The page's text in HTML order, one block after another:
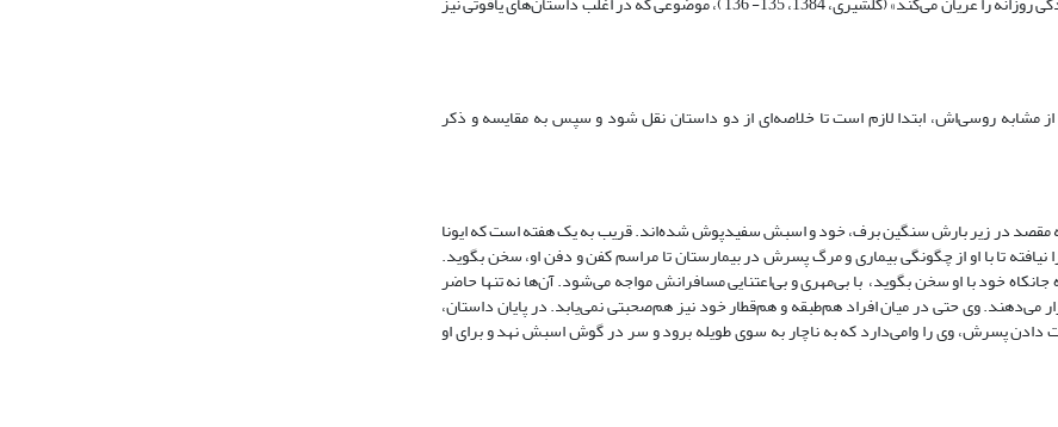
مشابه روسی‌اش، ابتدا لازم است تا خلاصه‌ای از دو داستان نقل شود و سپس به مقایسه و ذکر
مقصد در زیر بارش سنگین برف، خود و اسبش سفیدپوش شده‌اند. قریب به یک هفته است که ایونا
تا با او از چگونگی بیماری و مرگ پسرش در بیمارستان تا مراسم کفن و دفن او، سخن بگوید.
خود با او سخن بگوید، با بی‌مهری و بی‌اعتنایی مسافرانش مواجه می‌شود. آن‌ها نه تنها حاضر
می‌دهند. وی حتی در میان افراد هم‌طبقه و هم‌قطار خود نیز هم‌صحبتی نمی‌یابد. در پایان داستان،
پسرش، وی را وامی‌دارد که به ناچار به سوی طویله برود و سر در گوش اسبش نهد و برای او